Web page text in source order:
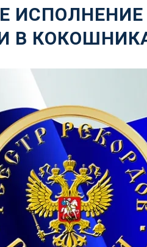
ИСПОЛНЕНИЕ
В